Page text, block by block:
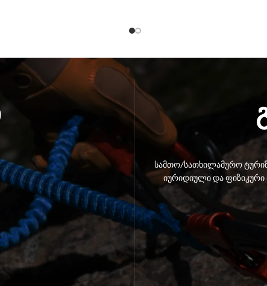
სამთო/სათხილამურო
იურიდიული და ფიზიკური